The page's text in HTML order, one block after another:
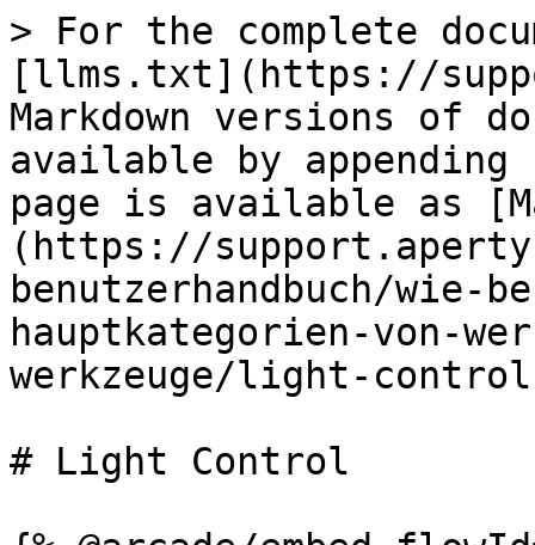
> For the complete
[llms.txt](https://
Markdown versions of
available by
page is available as
(https://
benutzerhandbuch/wie-
hauptkategorien-von-
werkzeuge/light-
# Light Control